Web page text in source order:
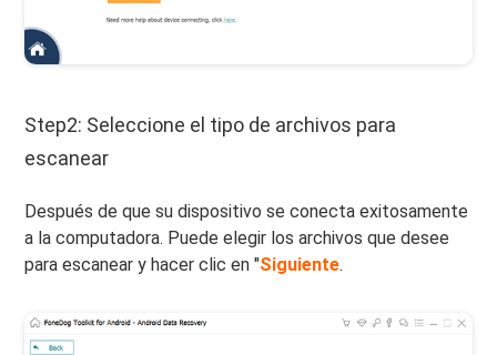
Step2: Seleccione el tipo de archivos para
escanear
Después de que su dispositivo se conecta exitosamente
a la computadora. Puede elegir los archivos que desee
para escanear y hacer clic en "Siguiente.